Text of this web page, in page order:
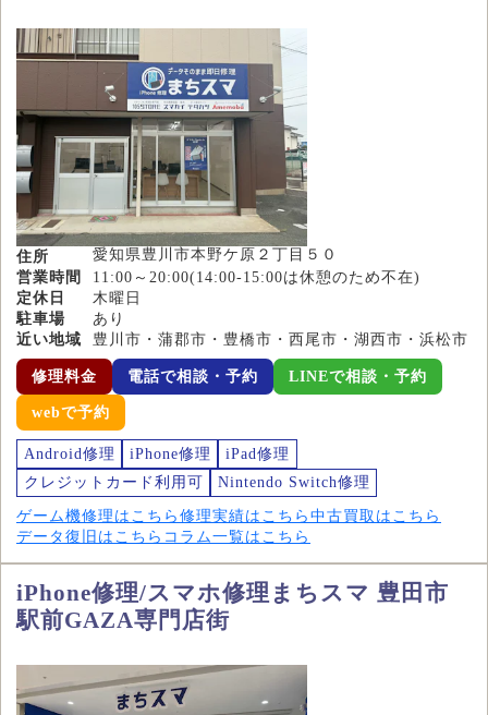
住所
愛知県豊川市本野ケ原２丁目５０
営業時間
11:00～20:00(14:00-15:00は休憩のため不在)
定休日
木曜日
駐車場
あり
近い地域
豊川市・蒲郡市・豊橋市・西尾市・湖西市・浜松市
修理料金 電話で相談・予約 LINEで相談・予約
webで予約
Android修理 iPhone修理
iPad修理
クレジットカード利用可
Nintendo Switch修理
ゲーム機修理はこちら 修理実績はこちら 中古買取はこちら
データ復旧はこちら コラム一覧はこちら
iPhone修理/スマホ修理まちスマ 豊田市
駅前GAZA専門店街